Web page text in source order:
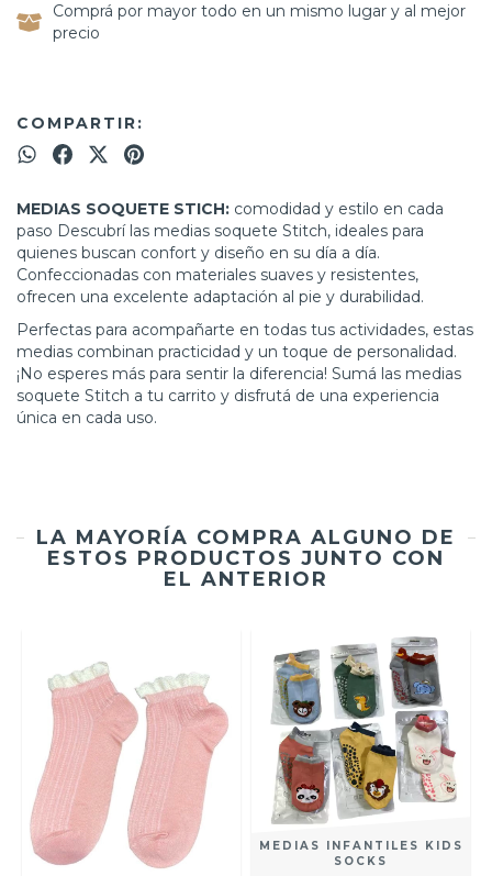
Comprá por mayor todo en un mismo lugar y al mejor
precio
COMPARTIR:
MEDIAS SOQUETE STICH: comodidad y estilo en cada
paso Descubrí las medias soquete Stitch, ideales para
quienes buscan confort y diseño en su día a día.
Confeccionadas con materiales suaves y resistentes,
ofrecen una excelente adaptación al pie y durabilidad.
Perfectas para acompañarte en todas tus actividades, estas
medias combinan practicidad y un toque de personalidad.
¡No esperes más para sentir la diferencia! Sumá las medias
soquete Stitch a tu carrito y disfrutá de una experiencia
única en cada uso.
LA MAYORÍA COMPRA ALGUNO DE
ESTOS PRODUCTOS JUNTO CON
EL ANTERIOR
MEDIAS INFANTILES KIDS
SOCKS